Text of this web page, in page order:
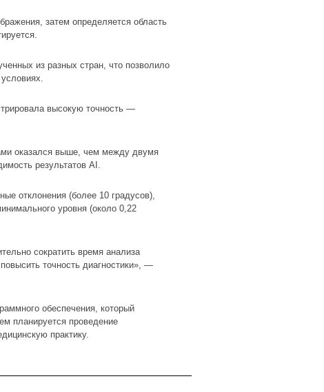
затем определяется область
из разных стран, что позволило
высокую точность —
оказался выше, чем между двумя
результатов AI.
отклонения (более 10 градусов),
уровня (около 0,22
сократить время анализа
точность диагностики», —
обеспечения, который
планируется проведение
практику.